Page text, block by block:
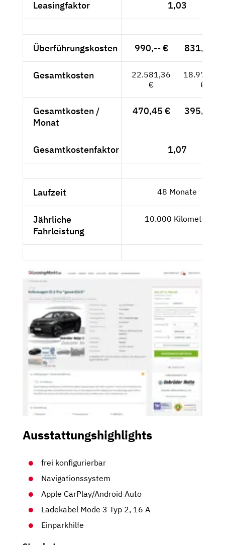
Leasingfaktor 1,03
Überführungskosten 990,-- € 831,93 €
Gesamtkosten
22.581,36
€
18.975,93
€
Gesamtkosten /
Monat
470,45 € 395,33 €
Gesamtkostenfaktor 1,07
Laufzeit 48 Monate
Jährliche
Fahrleistung
10.000 Kilometer
Ausstattungshighlights
frei konfigurierbar
Navigationssystem
Apple CarPlay/Android Auto
Ladekabel Mode 3 Typ 2, 16 A
Einparkhilfe